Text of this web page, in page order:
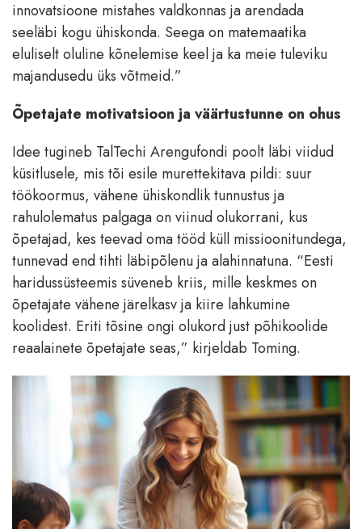
innovatsioone mistahes valdkonnas ja arendada
seeläbi kogu ühiskonda. Seega on matemaatika
eluliselt oluline kõnelemise keel ja ka meie tuleviku
majandusedu üks võtmeid.”
Õpetajate motivatsioon ja väärtustunne on ohus
Idee tugineb TalTechi Arengufondi poolt läbi viidud
küsitlusele, mis tõi esile murettekitava pildi: suur
töökoormus, vähene ühiskondlik tunnustus ja
rahulolematus palgaga on viinud olukorrani, kus
õpetajad, kes teevad oma tööd küll missioonitundega,
tunnevad end tihti läbipõlenu ja alahinnatuna. “Eesti
haridussüsteemis süveneb kriis, mille keskmes on
õpetajate vähene järelkasv ja kiire lahkumine
koolidest. Eriti tõsine ongi olukord just põhikoolide
reaalainete õpetajate seas,” kirjeldab Toming.